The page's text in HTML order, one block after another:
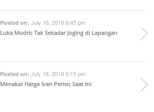
Posted on: July 16, 2018 6:45 pm
Luka Modric Tak Sekadar Joging di Lapangan
Posted on: July 16, 2018 6:15 pm
Menakar Harga Ivan Perisic Saat Ini